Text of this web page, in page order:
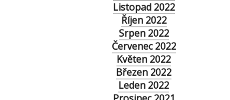
Listopad 2022
Říjen 2022
Srpen 2022
Červenec 2022
Květen 2022
Březen 2022
Leden 2022